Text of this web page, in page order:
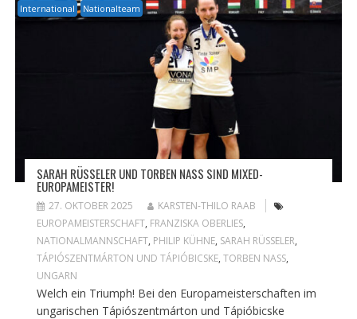
International Nationalteam
SARAH RÜSSELER UND TORBEN NASS SIND MIXED-
EUROPAMEISTER!
27. OKTOBER 2025
KARSTEN-THILO RAAB
EUROPAMEISTERSCHAFT, FRANZISKA OBERLIES,
NATIONALMANNSCHAFT, PHILIP KÜHNE, SARAH RÜSSELER,
TÁPIÓSZENTMÁRTON UND TÁPIÓBICSKE, TORBEN NASS,
UNGARN
Welch ein Triumph! Bei den Europameisterschaften im
ungarischen Tápiószentmárton und Tápióbicske